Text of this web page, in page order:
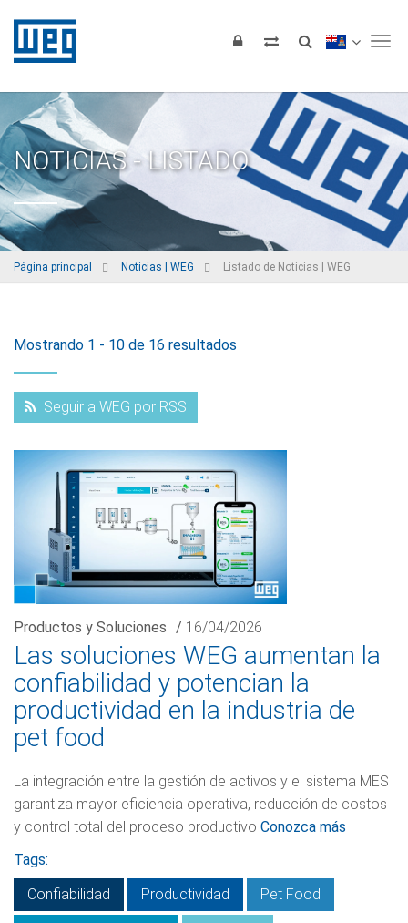
NOTICIAS - LISTADO
Página principal Noticias | WEG Listado de Noticias | WEG
Mostrando 1 - 10 de 16 resultados
Seguir a WEG por RSS
Productos y Soluciones / 16/04/2026
Las soluciones WEG aumentan la
confiabilidad y potencian la
productividad en la industria de
pet food
La integración entre la gestión de activos y el sistema MES
garantiza mayor eficiencia operativa, reducción de costos
y control total del proceso productivo Conozca más
Tags:
Confiabilidad
Productividad Pet Food